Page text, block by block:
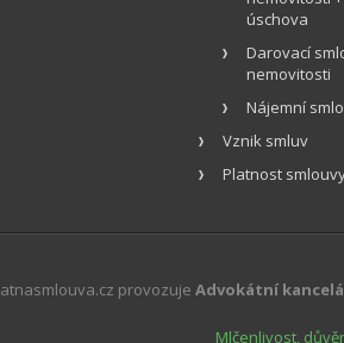
úschova
Darovací
nemovitosti
Nájemní
Vznik smluv
Platnost
provozuje Advokátní
Mlčenlivost,